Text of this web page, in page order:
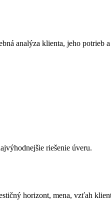
analýza klienta, jeho potrieb
riešenie úveru.
horizont, mena, vzťah